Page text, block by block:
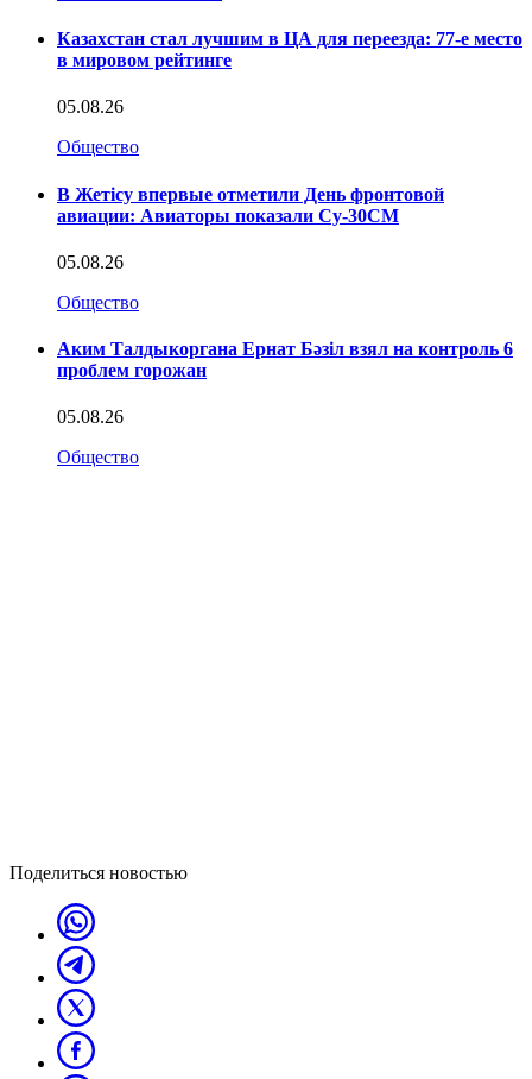
Казахстан стал лучшим в ЦА для переезда: 77-е место
в мировом рейтинге
05.08.26
Общество
В Жетісу впервые отметили День фронтовой
авиации: Авиаторы показали Су-30СМ
05.08.26
Общество
Аким Талдыкоргана Ернат Бәзіл взял на контроль 6
проблем горожан
05.08.26
Общество
Поделиться новостью